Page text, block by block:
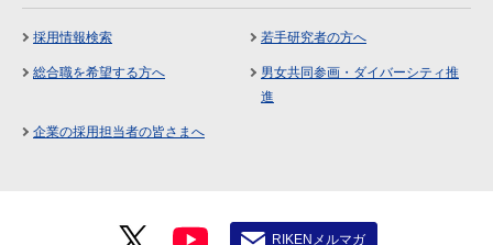
採用情報検索 若手研究者の方へ
総合職を希望する方へ
男女共同参画・ダイバーシティ推
進
企業の採用担当者の皆さまへ
RIKENメルマガ